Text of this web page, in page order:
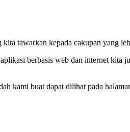
tawarkan kepada cakupan yang
berbasis web dan internet kita
kami buat dapat dilihat pada